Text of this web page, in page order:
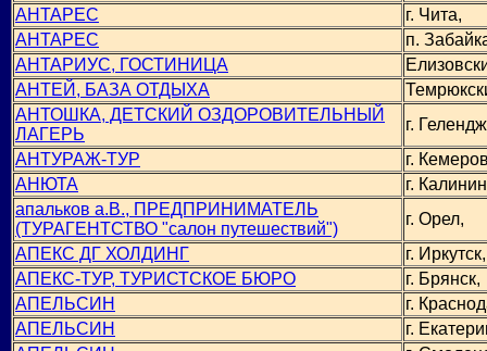
АНТАРЕС
г. Чита,
АНТАРЕС
п.
АНТАРИУС, ГОСТИНИЦА
АНТЕЙ, БАЗА ОТДЫХА
АНТОШКА, ДЕТСКИЙ ОЗДОРОВИТЕЛЬНЫЙ
ЛАГЕРЬ
г.
АНТУРАЖ-ТУР
г.
АНЮТА
г.
апальков а.В., ПРЕДПРИНИМАТЕЛЬ
(ТУРАГЕНТСТВО "салон путешествий")
г. Орел,
АПЕКС ДГ ХОЛДИНГ
г. Иркутск,
АПЕКС-ТУР, ТУРИСТСКОЕ БЮРО
г. Брянск,
АПЕЛЬСИН
г.
АПЕЛЬСИН
г.